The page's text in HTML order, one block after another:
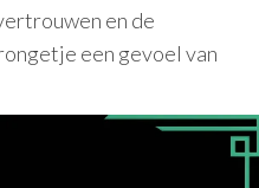
en de
een gevoel van